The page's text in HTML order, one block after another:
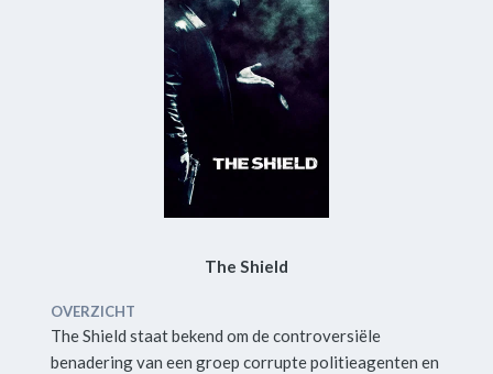
The Shield
OVERZICHT
The Shield staat bekend om de controversiële
benadering van een groep corrupte politieagenten en